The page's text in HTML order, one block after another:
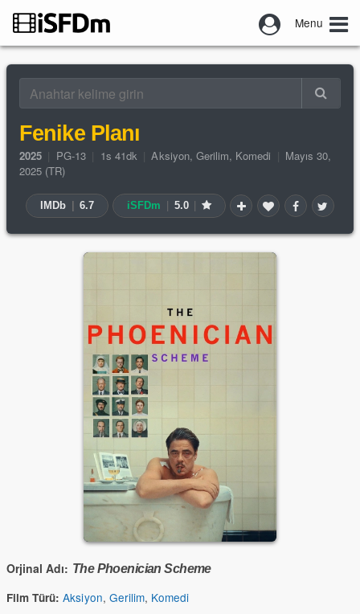
Menu
Fenike Planı
2025 PG-13 1s 41dk Aksiyon, Gerilim, Komedi
Mayıs 30,
2025 (TR)
IMDb 6.7 iSFDm 5.0
Orjinal Adı: The Phoenician Scheme
Film Türü: Aksiyon, Gerilim, Komedi